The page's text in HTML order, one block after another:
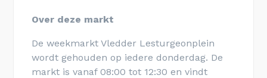
Over deze markt
De weekmarkt Vledder Lesturgeonplein
wordt gehouden op iedere donderdag. De
markt is vanaf 08:00 tot 12:30 en vindt